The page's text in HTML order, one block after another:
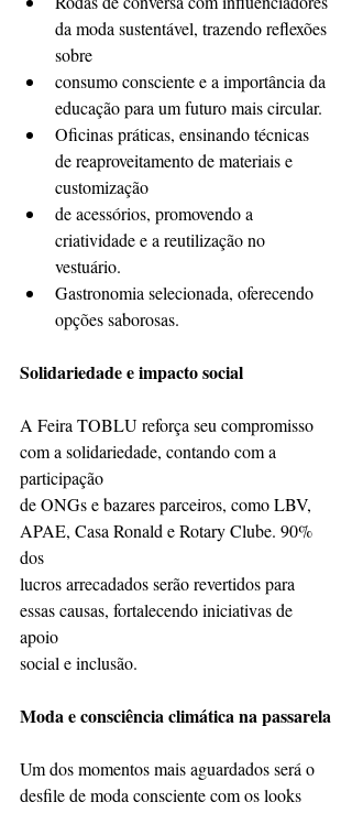
da moda sustentável, trazendo reflexões
sobre
consumo consciente e a importância da
educação para um futuro mais circular.
Oficinas práticas, ensinando técnicas
de reaproveitamento de materiais e
customização
de acessórios, promovendo a
criatividade e a reutilização no
vestuário.
Gastronomia selecionada, oferecendo
opções saborosas.
Solidariedade e impacto social
A Feira TOBLU reforça seu compromisso
com a solidariedade, contando com a
participação
de ONGs e bazares parceiros, como LBV,
APAE, Casa Ronald e Rotary Clube. 90%
dos
lucros arrecadados serão revertidos para
essas causas, fortalecendo iniciativas de
apoio
social e inclusão.
Moda e consciência climática na passarela
Um dos momentos mais aguardados será o
desfile de moda consciente com os looks